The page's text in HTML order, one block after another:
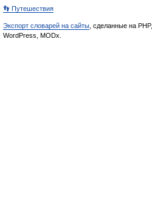
👣 Путешествия
Экспорт словарей на сайты , сделанные на PHP,
WordPress, MODx.